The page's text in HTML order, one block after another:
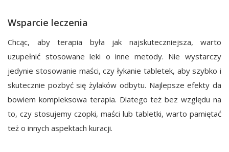
Wsparcie leczenia
Chcąc, aby terapia była jak najskuteczniejsza, warto
uzupełnić stosowane leki o inne metody. Nie wystarczy
jedynie stosowanie maści, czy łykanie tabletek, aby szybko i
skutecznie pozbyć się żylaków odbytu. Najlepsze efekty da
bowiem kompleksowa terapia. Dlatego też bez względu na
to, czy stosujemy czopki, maści lub tabletki, warto pamiętać
też o innych aspektach kuracji.